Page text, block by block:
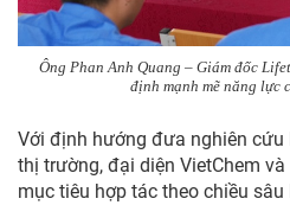
Ông Phan Anh Quang – Giám đốc
định mạnh mẽ năng lực
Với định hướng đưa nghiên cứu
thị trường, đại diện VietChem
mục tiêu hợp tác theo chiều sâu